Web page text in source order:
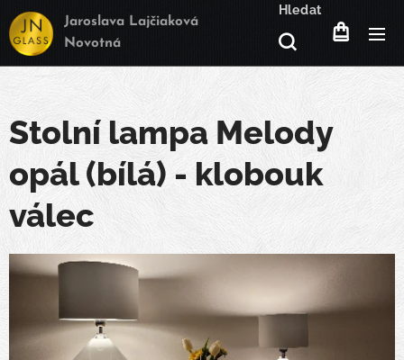
Jaroslava Lajčiaková
Novotná
Hledat
Stolní lampa Melody
opál (bílá) - klobouk
válec